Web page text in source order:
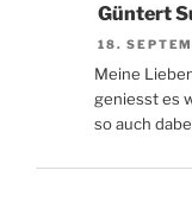
Güntert
18.
Meine
geniesst es
so auch